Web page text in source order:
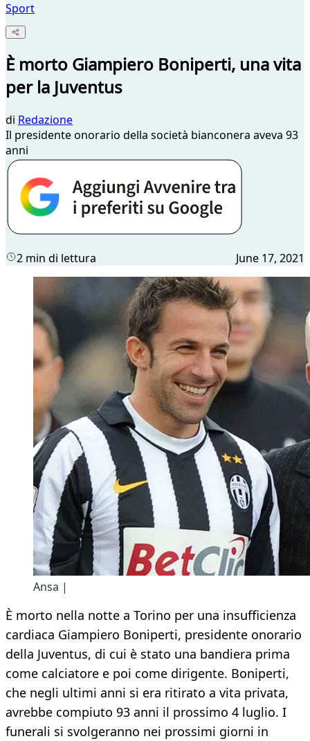
Sport
È morto Giampiero Boniperti, una vita
per la Juventus
di Redazione
Il presidente onorario della società bianconera aveva 93
anni
2 min di lettura June 17, 2021
Ansa |
È morto nella notte a Torino per una insufficienza
cardiaca Giampiero Boniperti, presidente onorario
della Juventus, di cui è stato una bandiera prima
come calciatore e poi come dirigente. Boniperti,
che negli ultimi anni si era ritirato a vita privata,
avrebbe compiuto 93 anni il prossimo 4 luglio. I
funerali si svolgeranno nei prossimi giorni in